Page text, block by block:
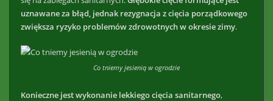
uznawane za błąd, jednak rezygnacja z cięcia porządkowego
zwiększa ryzyko problemów zdrowotnych w okresie zimy.
Co tniemy jesienią w ogrodzie
Konieczne jest wykonanie lekkiego cięcia sanitarnego,